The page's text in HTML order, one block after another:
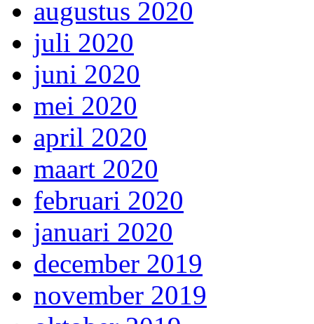
augustus 2020
juli 2020
juni 2020
mei 2020
april 2020
maart 2020
februari 2020
januari 2020
december 2019
november 2019